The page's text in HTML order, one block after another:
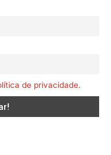
de privacidade.